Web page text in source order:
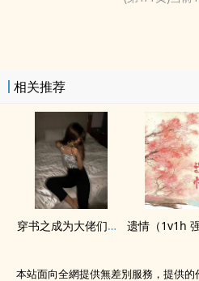
相关推荐
穿书之成为大佬们的​性‎‎奴‎‍‎ 遗情（1v1h
本站面向全網提供無差別服務，提供的